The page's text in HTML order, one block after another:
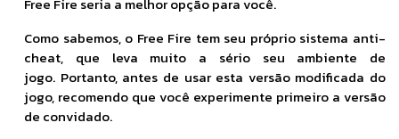
Como sabemos, o Free Fire tem seu próprio sistema anti-
cheat, que leva muito a sério seu ambiente de
jogo. Portanto, antes de usar esta versão modificada do
jogo, recomendo que você experimente primeiro a versão
de convidado.